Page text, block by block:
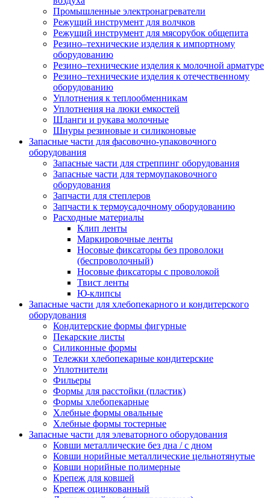
Промышленные электронагреватели
Режущий инструмент для волчков
Режущий инструмент для мясорубок общепита
Резино–технические изделия к импортному
оборудованию
Резино–технические изделия к молочной арматуре
Резино–технические изделия к отечественному
оборудованию
Уплотнения к теплообменникам
Уплотнения на люки емкостей
Шланги и рукава молочные
Шнуры резиновые и силиконовые
Запасные части для фасовочно-упаковочного
оборудования
Запасные части для стреппинг оборудования
Запасные части для термоупаковочного
оборудования
Запчасти для степлеров
Запчасти к термоусадочному оборудованию
Расходные материалы
Клип ленты
Маркировочные ленты
Носовые фиксаторы без проволоки
(беспроволочный)
Носовые фиксаторы с проволокой
Твист ленты
Ю-клипсы
Запасные части для хлебопекарного и кондитерского
оборудования
Кондитерские формы фигурные
Пекарские листы
Силиконные формы
Тележки хлебопекарные кондитерские
Уплотнители
Фильеры
Формы для расстойки (пластик)
Формы хлебопекарные
Хлебные формы овальные
Хлебные формы тостерные
Запасные части для элеваторного оборудования
Ковши металлические без дна / с дном
Ковши норийные металлические цельнотянутые
Ковши норийные полимерные
Крепеж для ковшей
Крепеж оцинкованный